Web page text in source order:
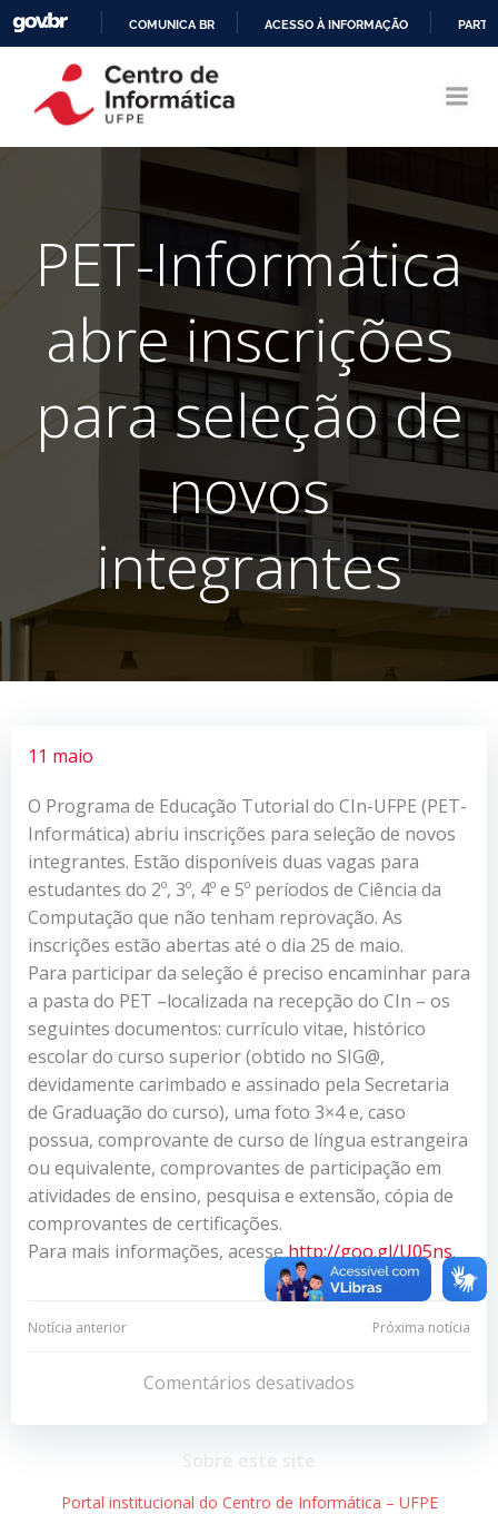
CONTEÚDO
COMUNICA BR ACESSO À INFORMAÇÃO
PET-Informática
abre inscrições
para seleção de
novos
integrantes
11 maio
O Programa de Educação Tutorial do CIn-UFPE (PET-
Informática) abriu inscrições para seleção de novos
integrantes. Estão disponíveis duas vagas para
estudantes do 2º, 3º, 4º e 5º períodos de Ciência da
Computação que não tenham reprovação. As
inscrições estão abertas até o dia 25 de maio.
Para participar da seleção é preciso encaminhar para
a pasta do PET –localizada na recepção do CIn – os
seguintes documentos: currículo vitae, histórico
escolar do curso superior (obtido no SIG@,
devidamente carimbado e assinado pela Secretaria
de Graduação do curso), uma foto 3×4 e, caso
possua, comprovante de curso de língua estrangeira
ou equivalente, comprovantes de participação em
atividades de ensino, pesquisa e extensão, cópia de
comprovantes de certificações.
Para mais informações, acessehttp://goo.gl/U05ns.
Navegação
Post
Notícia anterior
Navegação
de
Post
Próxima notícia
Comentários desativados
Portal institucional do Centro de Informática – UFPE